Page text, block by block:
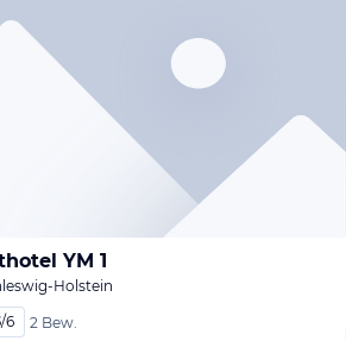
YM 1
Holstein
/6 2 Bew.